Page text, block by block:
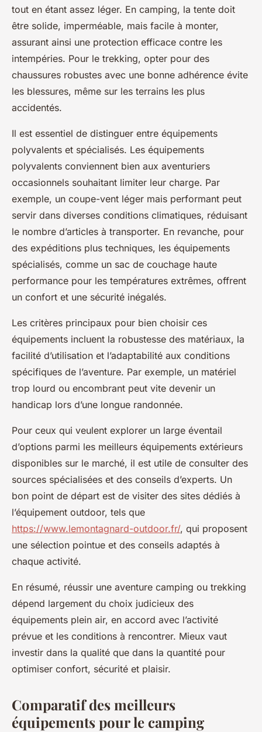
tout en étant assez léger. En camping, la tente doit
être solide, imperméable, mais facile à monter,
assurant ainsi une protection efficace contre les
intempéries. Pour le trekking, opter pour des
chaussures robustes avec une bonne adhérence évite
les blessures, même sur les terrains les plus
accidentés.
Il est essentiel de distinguer entre équipements
polyvalents et spécialisés. Les équipements
polyvalents conviennent bien aux aventuriers
occasionnels souhaitant limiter leur charge. Par
exemple, un coupe-vent léger mais performant peut
servir dans diverses conditions climatiques, réduisant
le nombre d’articles à transporter. En revanche, pour
des expéditions plus techniques, les équipements
spécialisés, comme un sac de couchage haute
performance pour les températures extrêmes, offrent
un confort et une sécurité inégalés.
Les critères principaux pour bien choisir ces
équipements incluent la robustesse des matériaux, la
facilité d’utilisation et l’adaptabilité aux conditions
spécifiques de l’aventure. Par exemple, un matériel
trop lourd ou encombrant peut vite devenir un
handicap lors d’une longue randonnée.
Pour ceux qui veulent explorer un large éventail
d’options parmi les meilleurs équipements extérieurs
disponibles sur le marché, il est utile de consulter des
sources spécialisées et des conseils d’experts. Un
bon point de départ est de visiter des sites dédiés à
l’équipement outdoor, tels que
https://www.lemontagnard-outdoor.fr/, qui proposent
une sélection pointue et des conseils adaptés à
chaque activité.
En résumé, réussir une aventure camping ou trekking
dépend largement du choix judicieux des
équipements plein air, en accord avec l’activité
prévue et les conditions à rencontrer. Mieux vaut
investir dans la qualité que dans la quantité pour
optimiser confort, sécurité et plaisir.
Comparatif des meilleurs
équipements pour le camping